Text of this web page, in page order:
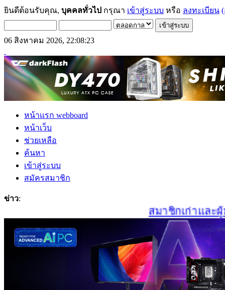
ยินดีต้อนรับคุณ, บุคคลทั่วไป กรุณา เข้าสู่ระบบ หรือ ลงทะเบียน
06 สิงหาคม 2026, 22:08:23
หน้าแรก webboard
หน้าเว็บ
ช่วยเหลือ
ค้นหา
เข้าสู่ระบบ
สมัครสมาชิก
ข่าว:
สมาชิกเก่าและผู้